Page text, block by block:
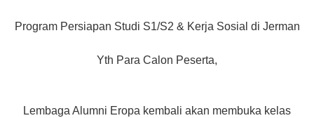
Program Persiapan Studi S1/S2 & Kerja Sosial di Jerman
Yth Para Calon Peserta,
Lembaga Alumni Eropa kembali akan membuka kelas